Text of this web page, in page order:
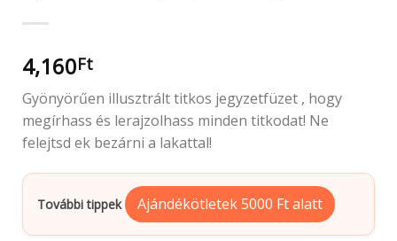
4,160Ft
Gyönyörűen illusztrált titkos jegyzetfüzet , hogy
megírhass és lerajzolhass minden titkodat! Ne
felejtsd ek bezárni a lakattal!
További tippek Ajándékötletek 5000 Ft alatt